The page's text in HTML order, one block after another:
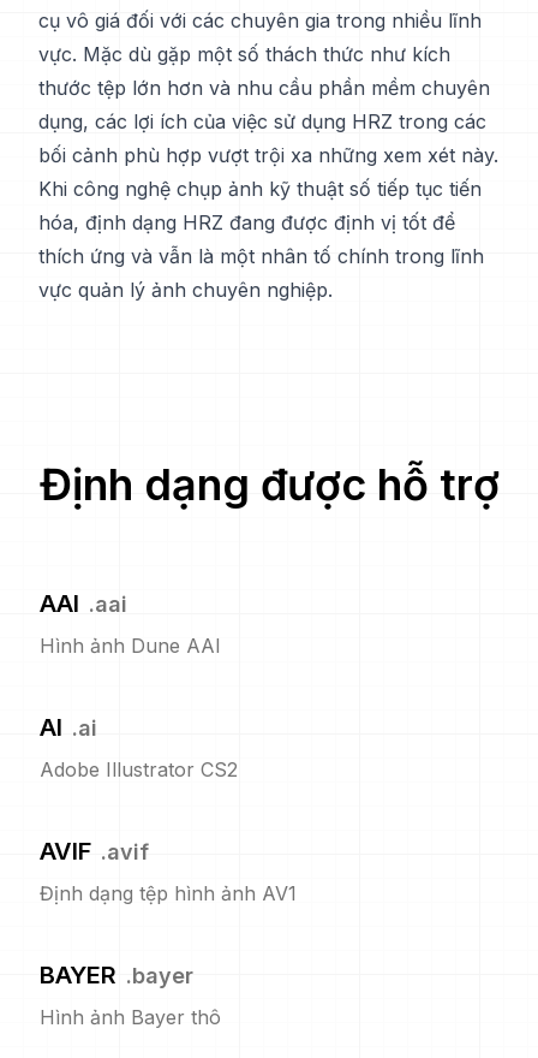
cụ vô giá đối với các chuyên gia trong nhiều lĩnh
vực. Mặc dù gặp một số thách thức như kích
thước tệp lớn hơn và nhu cầu phần mềm chuyên
dụng, các lợi ích của việc sử dụng HRZ trong các
bối cảnh phù hợp vượt trội xa những xem xét này.
Khi công nghệ chụp ảnh kỹ thuật số tiếp tục tiến
hóa, định dạng HRZ đang được định vị tốt để
thích ứng và vẫn là một nhân tố chính trong lĩnh
vực quản lý ảnh chuyên nghiệp.
Định dạng được hỗ trợ
AAI .aai
Hình ảnh Dune AAI
AI .ai
Adobe Illustrator CS2
AVIF .avif
Định dạng tệp hình ảnh AV1
BAYER .bayer
Hình ảnh Bayer thô